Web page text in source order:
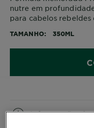
nutre em
para cabelos rebeldes
TAMANHO 350ML
Informação do